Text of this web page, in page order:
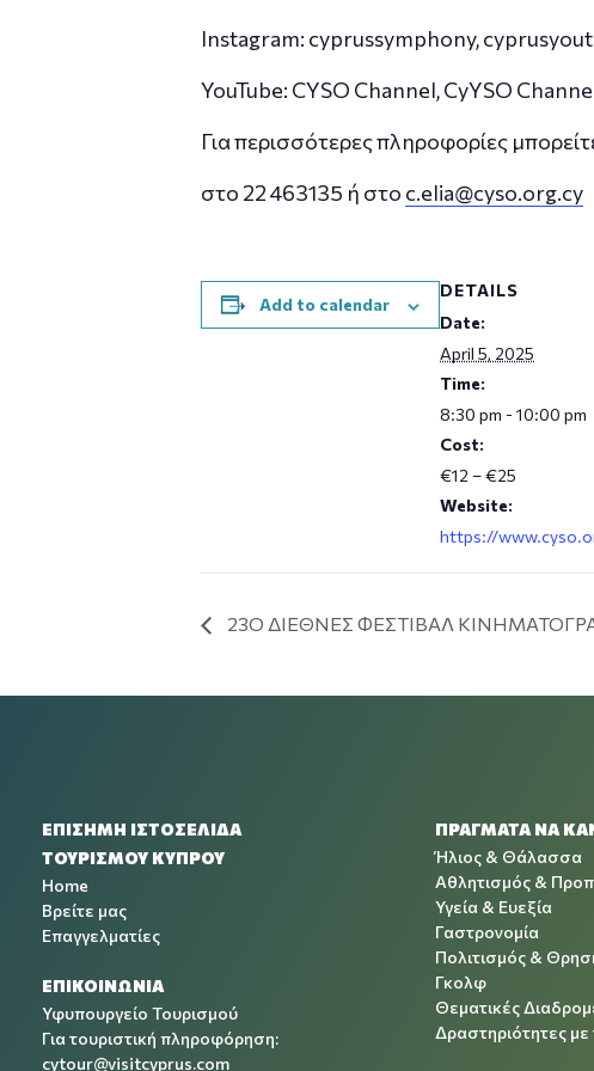
Instagram: cyprussymphony,
YouTube: CYSO Channel, CyYSO
Για περισσότερες πληροφορίες
στο 22 463135 ή στο c.elia@cyso.org.cy
Add to calendar
DETAILS
Date:
April 5, 2025
Time:
8:30 pm - 10:00 pm
Cost:
€12 – €25
Website:
https://
23Ο ΔΙΕΘΝΕΣ ΦΕΣΤΙΒΑΛ
ΕΠΙΣΗΜΗ ΙΣΤΟΣΕΛΙΔΑ
ΤΟΥΡΙΣΜΟΥ ΚΥΠΡΟΥ
Home
Βρείτε μας
Επαγγελματίες
ΕΠΙΚΟΙΝΩΝΙΑ
Υφυπουργείο Τουρισμού
Για τουριστική πληροφόρηση:
cytour@visitcyprus.com
ΠΡΑΓΜΑΤΑ ΝΑ
Ήλιος & Θάλασσα
Αθλητισμός &
Υγεία & Ευεξία
Γαστρονομία
Πολιτισμός &
Γκολφ
Θεματικές
Δραστηριότητες με